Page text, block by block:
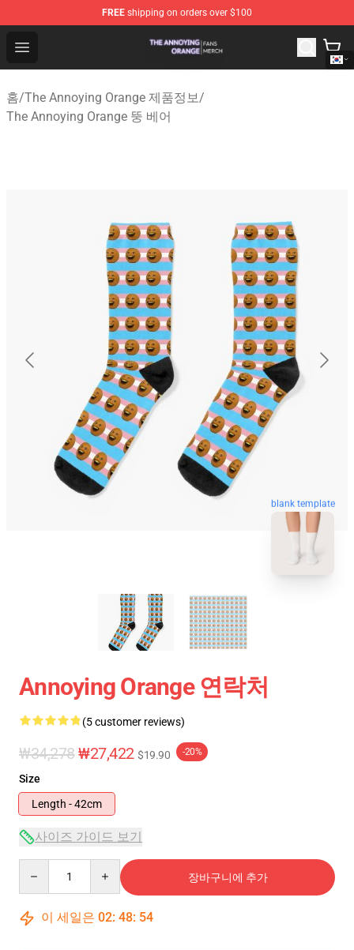
FREE shipping on orders over $100
Open menu
The Annoying Orange Shop - Official The Annoying
홈/The Annoying Orange 제품정보/
The Annoying Orange 뚱 베어
blank template
Annoying Orange 연락처
(5 customer reviews)
₩34,278₩27,422 $19.90 -20%
Size
Length - 42cm
사이즈 가이드 보기
장바구니에 추가
이 세일은 02: 48: 53